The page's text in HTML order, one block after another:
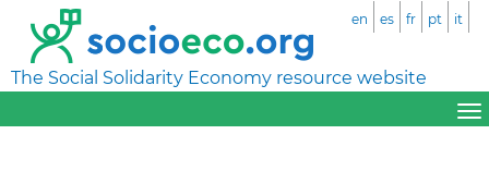
The Social Solidarity Economy resource website
en es fr pt it